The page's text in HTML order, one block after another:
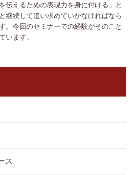
伝えるための表現力を身に付ける」と
継続して追い求めていかなければなら
。今回のセミナーでの経験がそのこと
います。
ス